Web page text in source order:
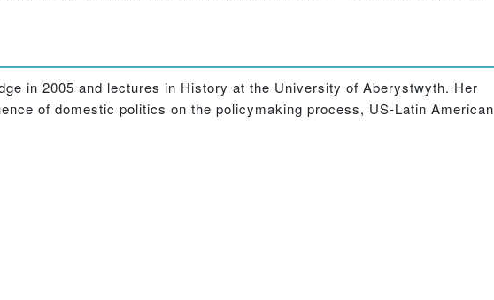
in 2005 and lectures in History at the University of Aberystwyth. Her
of domestic politics on the policymaking process, US-Latin American